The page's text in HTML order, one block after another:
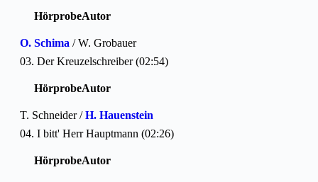
HörprobeAutor
O. Schima / W. Grobauer
03. Der Kreuzelschreiber (02:54)
HörprobeAutor
T. Schneider /H. Hauenstein
04. I bitt' Herr Hauptmann (02:26)
HörprobeAutor